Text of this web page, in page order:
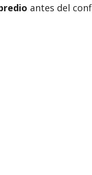
antes del